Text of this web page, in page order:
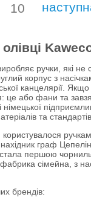
10
ручки, які не
корпус з
канцелярії.
це або фани та
та стандартів
граф
першою
сімейна, з
брендів: